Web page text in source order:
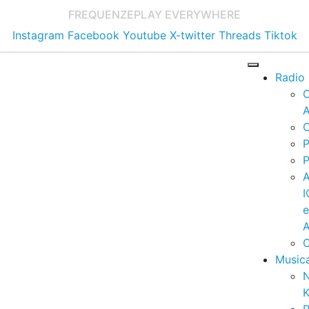
FREQUENZEPLAY EVERYWHERE
Instagram Facebook Youtube X-twitter Threads Tiktok
Radio
e